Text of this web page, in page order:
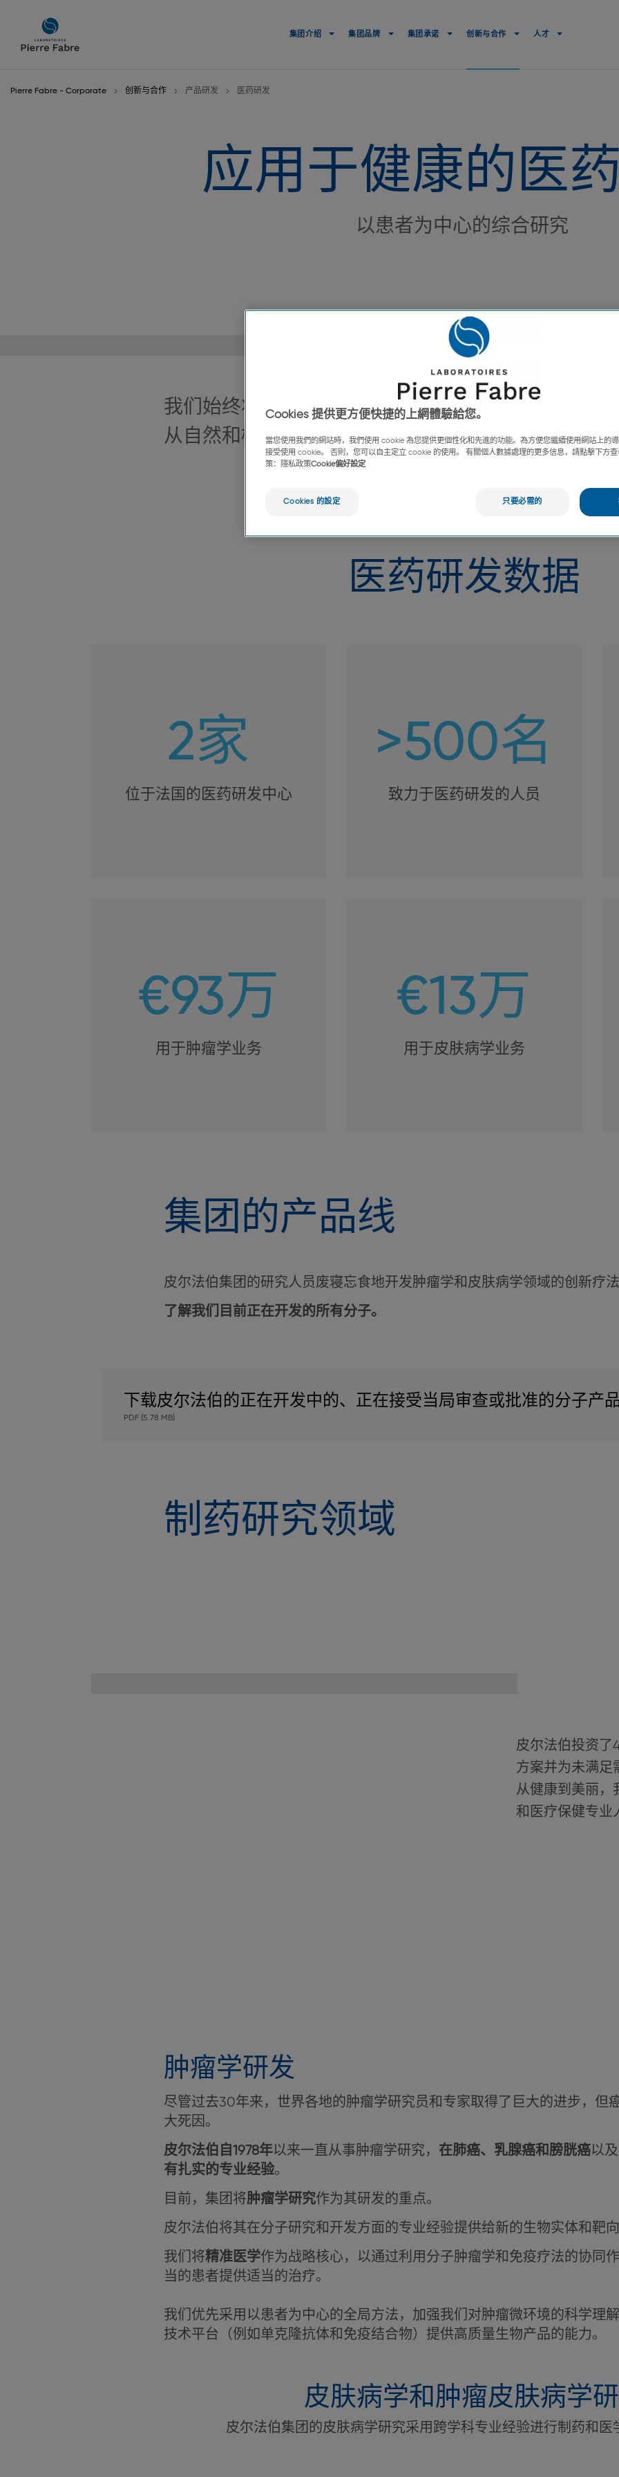
principale
集团介绍 集团品牌 集团承诺 创新与合作 人才
Pierre Fabre - Corporate 创新与合作 产品研发 医药研发
应用于健康的医
以患者为中心的综合研究
我们始终将患者放在研发的中心，与合作伙伴和卫生
从自然和植物中汲取灵感，合作设计和开发创新的解
医药研发数据
2家
位于法国的医药研发中心
>500名
致力于医药研发的人员
€93万
用于肿瘤学业务
€13万
用于皮肤病学业务
集团的产品线
皮尔法伯集团的研究人员废寝忘食地开发肿瘤学和皮肤病学领域的创新疗法
了解我们目前正在开发的所有分子。
下载皮尔法伯的正在开发中的、正在接受当局审查或批准的分子产
PDF (5.78 MB)
制药研究领域
皮尔法伯投资了
方案并为未满足
从健康到美丽，
和医疗保健专业
肿瘤学研发
尽管过去30年来，世界各地的肿瘤学研究员和专家取得了巨大的进步，但
大死因。
皮尔法伯自1978年以来一直从事肿瘤学研究， 在肺癌、乳腺癌和膀胱癌以
有扎实的专业经验。
目前，集团将肿瘤学研究作为其研发的重点。
皮尔法伯将其在分子研究和开发方面的专业经验提供给新的生物实体和靶
我们将精准医学作为战略核心，以通过利用分子肿瘤学和免疫疗法的协同
当的患者提供适当的治疗。
我们优先采用以患者为中心的全局方法，加强我们对肿瘤微环境的科学理
技术平台（例如单克隆抗体和免疫结合物）提供高质量生物产品的能力。
皮肤病学和肿瘤皮肤病学
皮尔法伯集团的皮肤病学研究采用跨学科专业经验进行制药和医
Cookies 提供更方便快捷的上網體驗給您。
當您使用我們的網站時，我們使用 cookie 為您提供更個性化和先進的功能。為方便您繼續使用網站上的
接受使用 cookie。 否則，您可以自主定立 cookie 的使用。 有關個人數據處理的更多信息，請點擊下方
策：隱私政策Cookie偏好設定
Cookies 的設定 只要必需的